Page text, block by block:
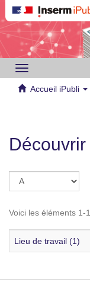
Toggle
navigation
Accueil iPubli
Voici les éléments 1-1
Lieu de travail (1)